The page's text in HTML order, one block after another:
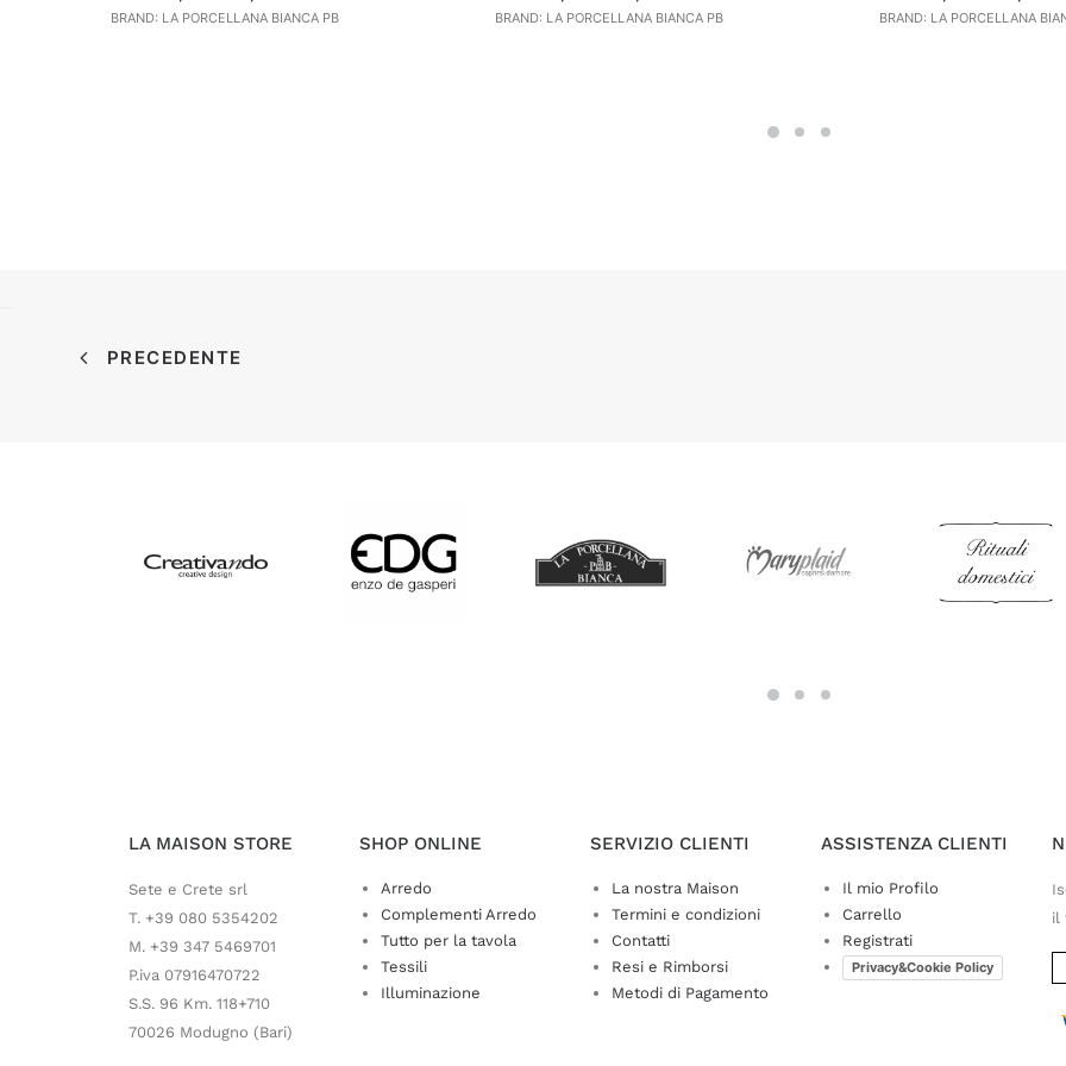
prezzo
originaleattuale
BRAND: LA PORCELLANA BIANCA PB
prezzo
originaleattuale
BRAND: LA PORCELLANA BIANCA PB
prezzo
BRAND: LA PORCELLANA
PRECEDENTE
LA MAISON STORE
Sete e Crete srl
T. +39 080 5354202
M. +39 347 5469701
P.iva 07916470722
S.S. 96 Km. 118+710
70026 Modugno (Bari)
SHOP ONLINE
Arredo
Complementi Arredo
Tutto per la tavola
Tessili
Illuminazione
SERVIZIO CLIENTI
La nostra Maison
Termini e condizioni
Contatti
Resi e Rimborsi
Metodi di Pagamento
ASSISTENZA CLIENTI
Il mio Profilo
Carrello
Registrati
Privacy&Cookie Policy
il